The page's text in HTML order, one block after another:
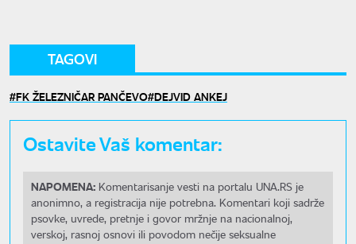
TAGOVI
FK ŽELEZNIČAR PANČEVO DEJVID ANKEJ
Ostavite Vaš komentar:
NAPOMENA: Komentarisanje vesti na portalu UNA.RS je
anonimno, a registracija nije potrebna. Komentari koji sadrže
psovke, uvrede, pretnje i govor mržnje na nacionalnoj,
verskoj, rasnoj osnovi ili povodom nečije seksualne